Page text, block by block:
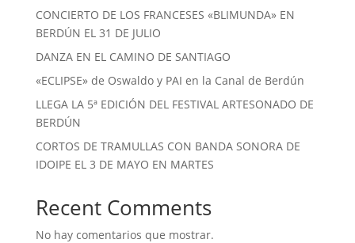
CONCIERTO DE LOS FRANCESES «BLIMUNDA» EN
BERDÚN EL 31 DE JULIO
DANZA EN EL CAMINO DE SANTIAGO
«ECLIPSE» de Oswaldo y PAI en la Canal de Berdún
LLEGA LA 5ª EDICIÓN DEL FESTIVAL ARTESONADO DE
BERDÚN
CORTOS DE TRAMULLAS CON BANDA SONORA DE
IDOIPE EL 3 DE MAYO EN MARTES
Recent Comments
No hay comentarios que mostrar.